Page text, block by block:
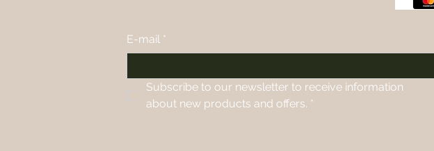
E-mail *
Subscribe to our newsletter to receive information
about new products and offers. *